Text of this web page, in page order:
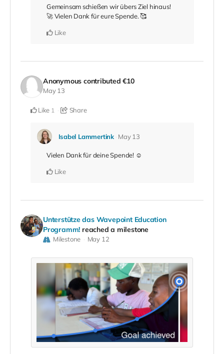
Gemeinsam schießen wir übers Ziel hinaus!
🚀 Vielen Dank für eure Spende. 🥰
Like
Anonymous contributed€10
May 13
Like 1 Share
Isabel Lammertink May 13
Vielen Dank für deine Spende! ☺️
Like
Unterstütze das Wavepoint Education
Programm! reached a milestone
Milestone May 12